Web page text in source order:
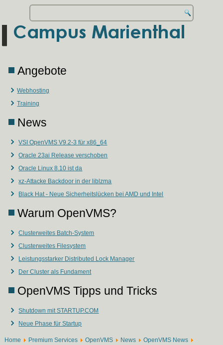
Angebote
Webhosting
Training
News
VSI OpenVMS V9.2-3 für x86_64
Oracle 23ai Release verschoben
Oracle Linux 8.10 ist da
xz-Attacke Backdoor in der liblzma
Black Hat - Neue Sicherheitslücken bei AMD und Intel
Warum OpenVMS?
Clusterweites Batch-System
Clusterweites Filesystem
Leistungsstarker Distributed Lock Manager
Der Cluster als Fundament
OpenVMS Tipps und Tricks
Shutdown mit STARTUP.COM
Neue Phase für Startup
Home Premium Services OpenVMS News
OpenVMS News